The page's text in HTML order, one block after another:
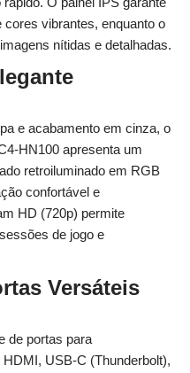
vibrantes, enquanto o
nítidas e detalhadas.
e acabamento em cinza, o
HN100 apresenta um
retroiluminado em RGB
confortável e
HD (720p) permite
de jogo e
Versáteis
de portas para
USB-C (Thunderbolt),